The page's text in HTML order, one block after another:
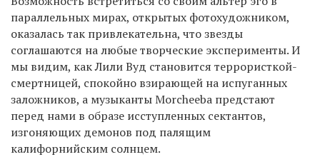
параллельных мирах, открытых фотохудожником,
оказалась так привлекательна, что звезды
соглашаются на любые творческие эксперименты. И
мы видим, как Лили Вуд становится террористкой-
смертницей, спокойно взирающей на испуганных
заложников, а музыканты Morcheeba предстают
перед нами в образе исступленных сектантов,
изгоняющих демонов под палящим
калифорнийским солнцем.